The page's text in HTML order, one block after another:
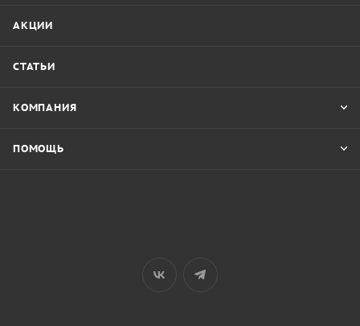
АКЦИИ
СТАТЬИ
КОМПАНИЯ
ПОМОЩЬ